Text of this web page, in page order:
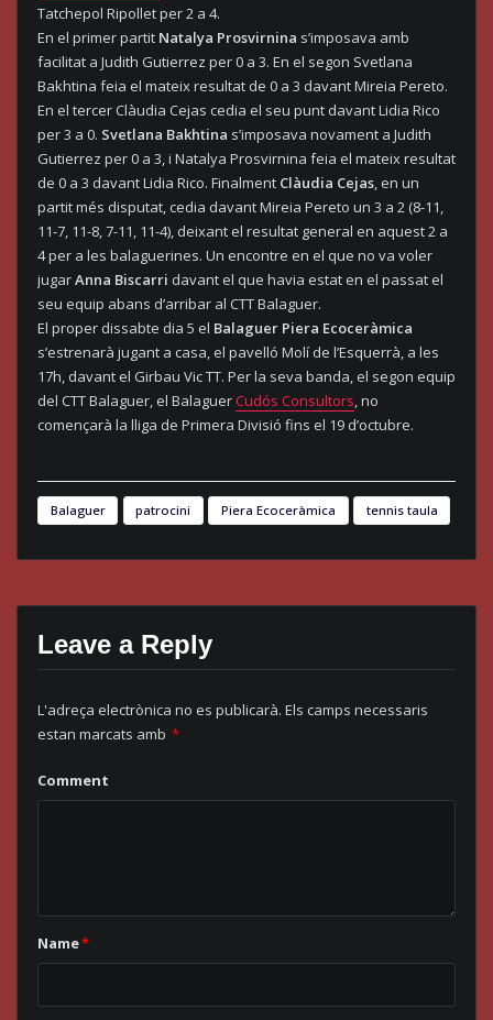
Tatchepol Ripollet per 2 a 4.
En el primer partit Natalya Prosvirnina s’imposava amb
facilitat a Judith Gutierrez per 0 a 3. En el segon Svetlana
Bakhtina feia el mateix resultat de 0 a 3 davant Mireia Pereto.
En el tercer Clàudia Cejas cedia el seu punt davant Lidia Rico
per 3 a 0. Svetlana Bakhtina s’imposava novament a Judith
Gutierrez per 0 a 3, i Natalya Prosvirnina feia el mateix resultat
de 0 a 3 davant Lidia Rico. Finalment Clàudia Cejas, en un
partit més disputat, cedia davant Mireia Pereto un 3 a 2 (8-11,
11-7, 11-8, 7-11, 11-4), deixant el resultat general en aquest 2 a
4 per a les balaguerines. Un encontre en el que no va voler
jugarAnna Biscarri davant el que havia estat en el passat el
seu equip abans d’arribar al CTT Balaguer.
El proper dissabte dia 5 el Balaguer Piera Ecoceràmica
s’estrenarà jugant a casa, el pavelló Molí de l’Esquerrà, a les
17h, davant el Girbau Vic TT. Per la seva banda, el segon equip
del CTT Balaguer, el BalaguerCudós Consultors, no
començarà la lliga de Primera Divisió fins el 19 d’octubre.
Balaguer patrocini Piera Ecoceràmica tennis taula
Leave a Reply
L'adreça electrònica no es publicarà. Els camps necessaris
estan marcats amb *
Comment
Name*